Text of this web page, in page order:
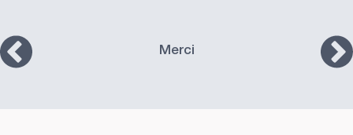
Merci